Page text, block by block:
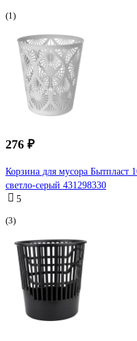
(1)
276 ₽
Корзина для мусора Бытпласт
светло-серый 431298330
5
(3)